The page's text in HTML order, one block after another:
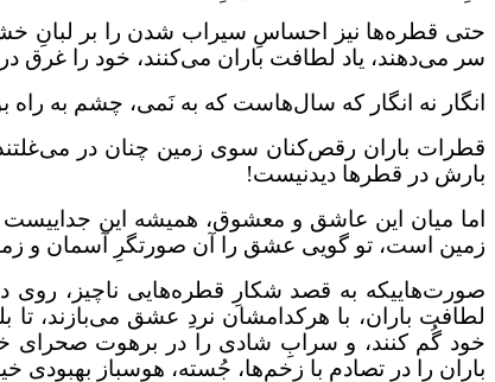
حتی قطره‌ها نیز احساسِ سیراب شدن را بر لبانِ خشک
سر می‌دهند، یاد لطافت باران می‌کنند، خود را غرق
انگار نه انگار که سال‌هاست که به نَمی، چشم به راه
قطرات باران رقص‌کنان سوی زمین چنان در می‌غلتند،
بارش در قطرها دیدنیست!
اما میان این عاشق و معشوق، همیشه این
زمین است، تو گویی عشق را آن صورتگرِ آسمان و
صورت‌هاییکه به قصد شکارِ قطره‌هایی ناچیز، روی
لطافت باران، با هرکدامشان نردِ عشق می‌بازند،
خود گُم کنند، و سرابِ شادی را در برهوت صحرای
باران را در تصادم با زخم‌ها، جُسته، هوسباز بهبودی